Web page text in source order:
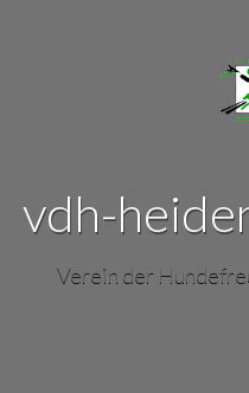
vdh-
Verein der